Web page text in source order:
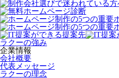
ラクーの強み
企業情報
会社概要
代表メッセージ
ラクーの理念